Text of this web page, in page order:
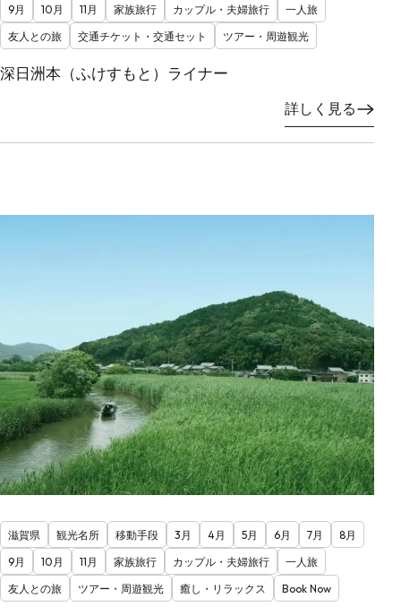
9月
10月 11月 家族旅行 カップル・夫婦旅行
一人旅
友人との旅
交通チケット・交通セット ツアー・周遊観光
深日洲本（ふけすもと）ライナー
詳しく見る
滋賀県 観光名所 移動手段 3月 4月 5月 6月 7月
8月
9月
10月 11月 家族旅行 カップル・夫婦旅行
一人旅
友人との旅
ツアー・周遊観光 癒し・リラックス Book Now